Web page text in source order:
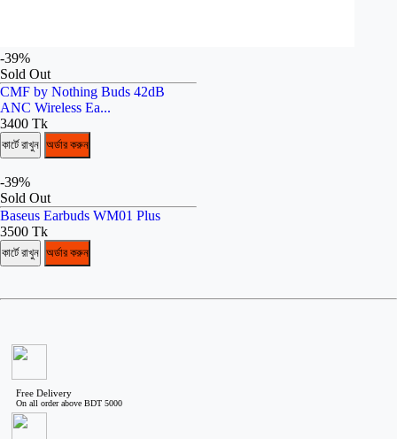
-39%
Sold Out
CMF by Nothing Buds 42dB
ANC Wireless Ea...
3400 Tk
কার্টে রাখুন অর্ডার করুন
-39%
Sold Out
Baseus Earbuds WM01 Plus
3500 Tk
কার্টে রাখুন অর্ডার করুন
Free Delivery
On all order above BDT 5000